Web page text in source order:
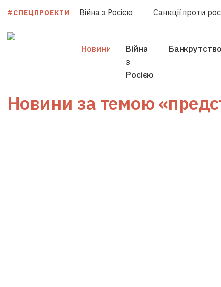
#СПЕЦПРОЕКТИ Війна з Росією Санкції проти
Новини
Війна
з
Росією
Банкрутство
Новини за темою